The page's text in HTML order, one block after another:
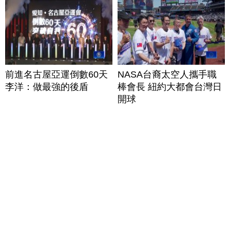
前進名古屋亞運倒數60天
李洋：做最強的後盾
NASA台裔太空人攜手職
棒會長 紐約大都會台灣日
開球